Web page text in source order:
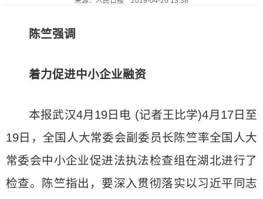
陈竺强调
着力促进中小企业融资
本报武汉4月19日电 (记者王比学)4月17日至
19日，全国人大常委会副委员长陈竺率全国人大
常委会中小企业促进法执法检查组在湖北进行了
检查。陈竺指出，要深入贯彻落实以习近平同志